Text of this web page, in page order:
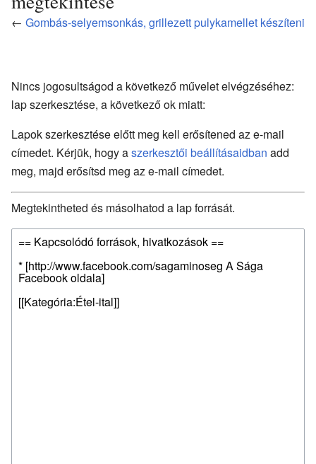
← Gombás-selyemsonkás, grillezett pulykamellet készíteni
Nincs jogosultságod a következő művelet elvégzéséhez:
lap szerkesztése, a következő ok miatt:
Lapok szerkesztése előtt meg kell erősítened az e-mail
címedet. Kérjük, hogy aszerkesztői beállításaidban add
meg, majd erősítsd meg az e-mail címedet.
Megtekintheted és másolhatod a lap forrását.